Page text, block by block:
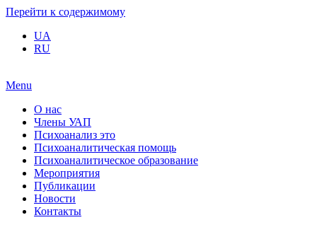
Перейти к содержимому
UA
RU
Menu
О нас
Члены УАП
Психоанализ это
Психоаналитическая помощь
Психоаналитическое образование
Мероприятия
Публикации
Новости
Контакты